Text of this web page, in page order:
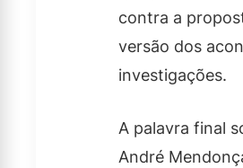
contra a
versão dos
investigações.
A palavra final
André